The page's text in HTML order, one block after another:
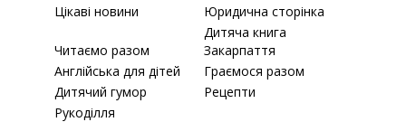
Цікаві новини
Юридична сторінка
Читаємо разом
Дитяча книга
Закарпаття
Англійська для дітей
Граємося разом
Дитячий гумор
Рецепти
Рукоділля